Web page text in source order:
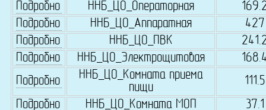
Подробно
ННБ_ЦО_Операторная
Подробно
ННБ_ЦО_Аппаратная
427
Подробно
ННБ_ЦО_ПВК
Подробно
ННБ_ЦО_Электрощитовая
Подробно
ННБ_ЦО_Комната приема
пищи
111.5
Подробно
ННБ_ЦО_Комната МОП
37.1